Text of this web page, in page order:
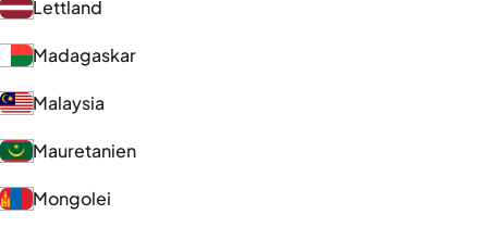
Lettland
Madagaskar
Malaysia
Mauretanien
Mongolei